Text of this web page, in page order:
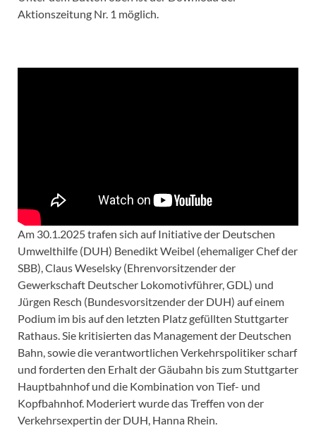
Aktionszeitung Nr. 1 möglich.
Am 30.1.2025 trafen sich auf Initiative der Deutschen
Umwelthilfe (DUH) Benedikt Weibel (ehemaliger Chef der
SBB), Claus Weselsky (Ehrenvorsitzender der
Gewerkschaft Deutscher Lokomotivführer, GDL) und
Jürgen Resch (Bundesvorsitzender der DUH) auf einem
Podium im bis auf den letzten Platz gefüllten Stuttgarter
Rathaus. Sie kritisierten das Management der Deutschen
Bahn, sowie die verantwortlichen Verkehrspolitiker scharf
und forderten den Erhalt der Gäubahn bis zum Stuttgarter
Hauptbahnhof und die Kombination von Tief- und
Kopfbahnhof. Moderiert wurde das Treffen von der
Verkehrsexpertin der DUH, Hanna Rhein.